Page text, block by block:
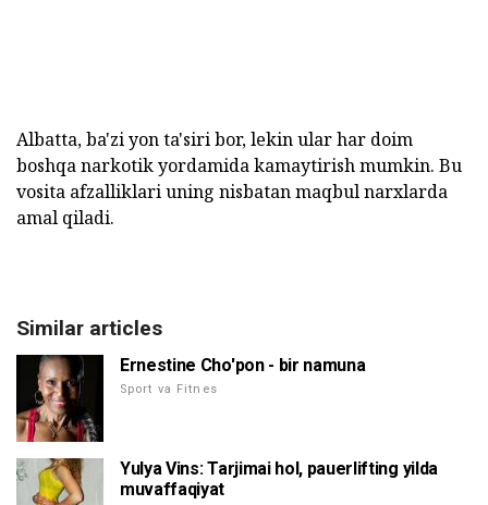
Albatta, ba'zi yon ta'siri bor, lekin ular har doim
boshqa narkotik yordamida kamaytirish mumkin. Bu
vosita afzalliklari uning nisbatan maqbul narxlarda
amal qiladi.
Similar articles
Ernestine Cho'pon - bir namuna
Sport va Fitnes
Yulya Vins: Tarjimai hol, pauerlifting yilda
muvaffaqiyat